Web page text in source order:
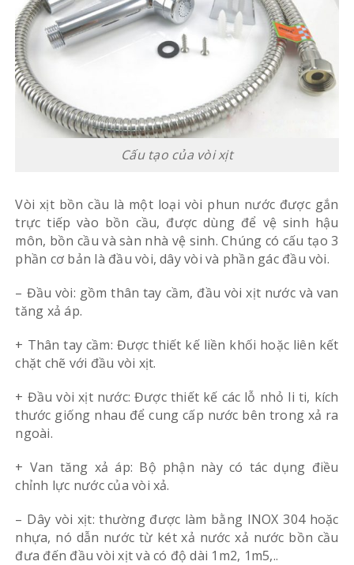
Cấu tạo của vòi xịt
Vòi xịt bồn cầu là một loại vòi phun nước được gắn
trực tiếp vào bồn cầu, được dùng để vệ sinh hậu
môn, bồn cầu và sàn nhà vệ sinh. Chúng có cấu tạo 3
phần cơ bản là đầu vòi, dây vòi và phần gác đầu vòi.
– Đầu vòi: gồm thân tay cầm, đầu vòi xịt nước và van
tăng xả áp.
+ Thân tay cầm: Được thiết kế liền khối hoặc liên kết
chặt chẽ với đầu vòi xịt.
+ Đầu vòi xịt nước: Được thiết kế các lỗ nhỏ li ti, kích
thước giống nhau để cung cấp nước bên trong xả ra
ngoài.
+ Van tăng xả áp: Bộ phận này có tác dụng điều
chỉnh lực nước của vòi xả.
– Dây vòi xịt: thường được làm bằng INOX 304 hoặc
nhựa, nó dẫn nước từ két xả nước xả nước bồn cầu
đưa đến đầu vòi xịt và có độ dài 1m2, 1m5,..